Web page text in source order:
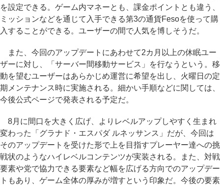
を設定できる。ゲーム内マネーとも、課金ポイントとも違う、
ミッションなどを通じて入手できる第3の通貨Fesoを使って購
入することができる。ユーザーの間で人気を博しそうだ。
また、今回のアップデートにあわせて2カ月以上の休眠ユー
ザーに対し、「サーバー間移動サービス」を行なうという。移
動を望むユーザーはあらかじめ運営に希望を出し、火曜日の定
期メンテナンス時に実施される。細かい手順などに関しては、
今後公式ページで発表される予定だ。
8月に間口を大きく広げ、よりレベルアップしやすく生まれ
変わった「グラナド・エスパダ ルネッサンス」だが、今回は
そのアップデートを受けた形で上を目指すプレーヤー達への挑
戦状のようなハイレベルコンテンツが実装される。また、対戦
要素や党で協力できる要素など幅を広げる方向でのアップデー
トもあり、ゲーム全体の厚みが増すという印象だ。今後の要素